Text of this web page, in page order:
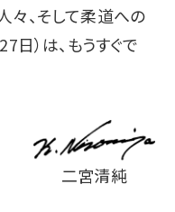
々、そして柔道への
日）は、もうすぐで
二宮清純